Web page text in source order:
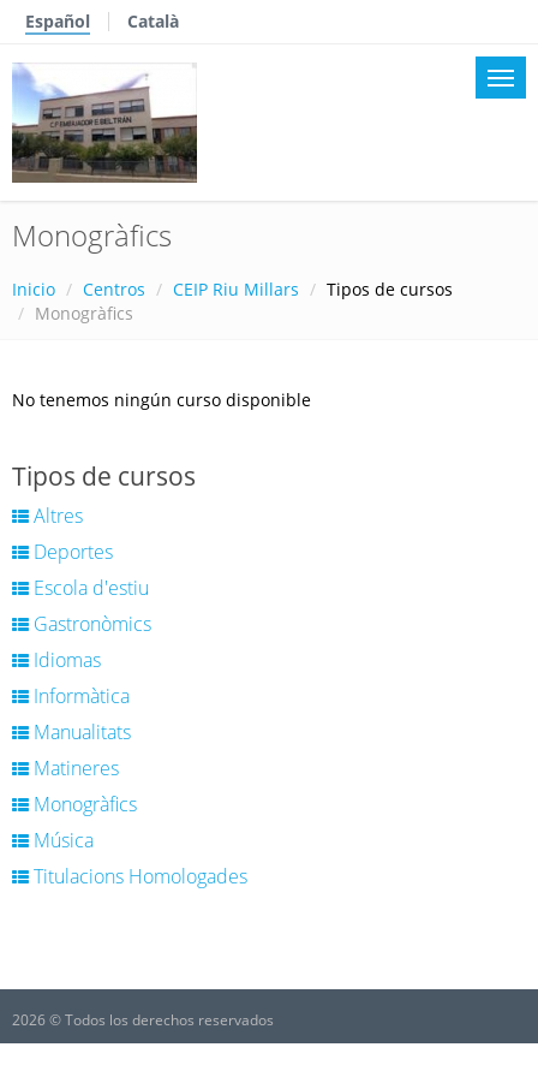
Español Català
Monogràfics
Inicio Centros CEIP Riu Millars
Tipos de cursos
Monogràfics
No tenemos ningún curso disponible
Tipos de cursos
Altres
Deportes
Escola d'estiu
Gastronòmics
Idiomas
Informàtica
Manualitats
Matineres
Monogràfics
Música
Titulacions Homologades
2026 © Todos los derechos reservados